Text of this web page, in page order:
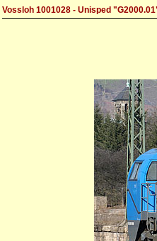
Vossloh 1001028 - Unisped